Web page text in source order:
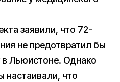
заявили, что 72-
не предотвратил бы
в Льюистоне. Однако
настаивали, что